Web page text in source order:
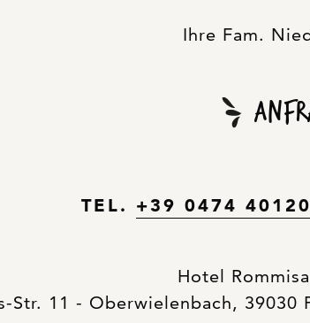
Ihre Fam.
TEL. +39 0474
Hotel
Str. 11 - Oberwielenbach, 39030